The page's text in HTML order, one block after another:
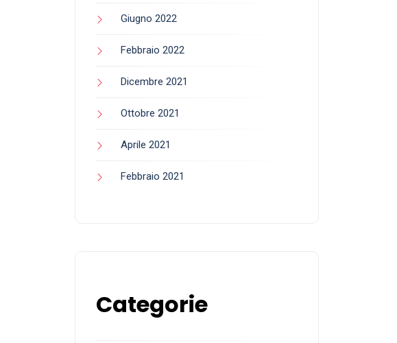
Giugno 2022
Febbraio 2022
Dicembre 2021
Ottobre 2021
Aprile 2021
Febbraio 2021
Categorie